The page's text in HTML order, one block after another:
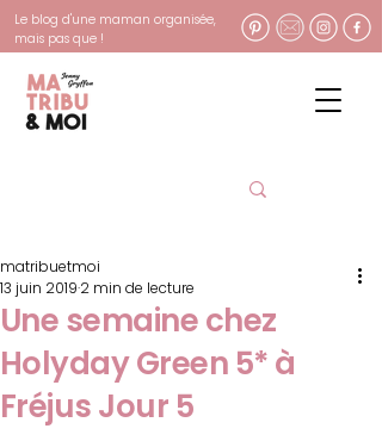
Le blog d'une maman organisée,
mais pas que !
Une semaine chez
Holyday Green 5* à
Fréjus Jour 5
matribuetmoi
13 juin 2019 2 min de lecture